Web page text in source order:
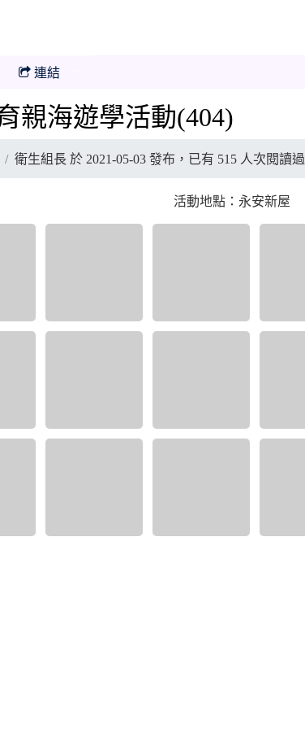
連結
親海遊學活動(404)
衛生組長 於 2021-05-03 發布，已有 515 人次閱讀過
活動地點：永安新屋